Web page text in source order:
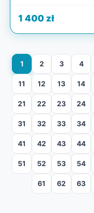
1 400 zł
1 2 3 4
11 12 13 14
21 22 23 24
31 32 33 34
41 42 43 44
51 52 53 54
61 62 63